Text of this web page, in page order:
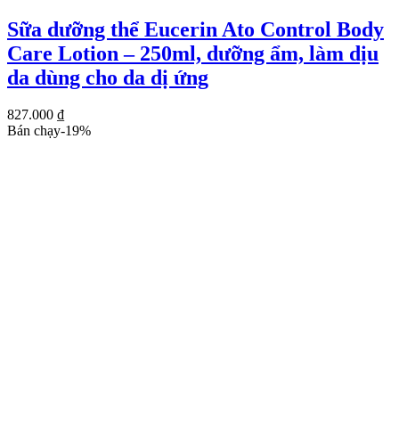
Sữa dưỡng thể Eucerin Ato Control Body
Care Lotion – 250ml, dưỡng ẩm, làm dịu
da dùng cho da dị ứng
827.000 ₫
Bán chạy-19%